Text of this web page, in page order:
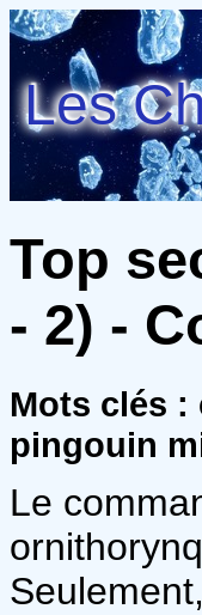
Les
Top
- 2) -
Mots clés :
pingouin
Le